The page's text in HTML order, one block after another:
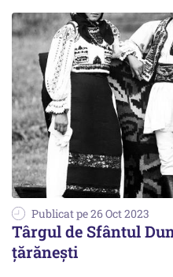
Publicat pe 26 Oct 2023
Târgul de Sfântul
țărănești